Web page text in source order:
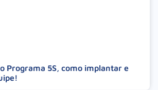
Programa 5S, como implantar e